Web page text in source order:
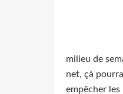
milieu de
net, çà
empêcher